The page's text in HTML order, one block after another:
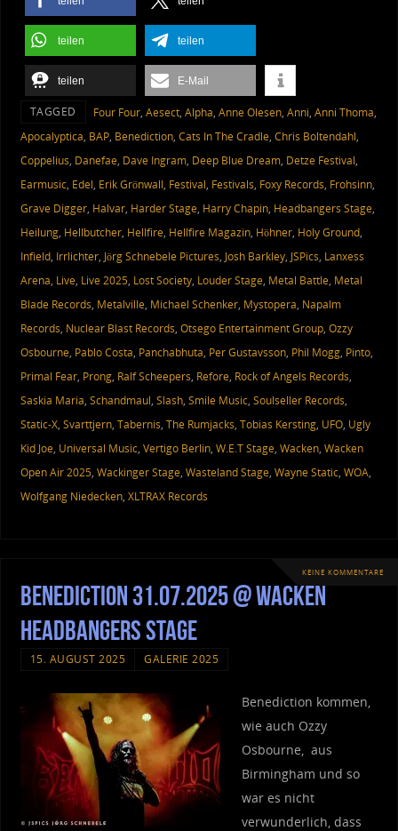
teilen teilen
teilen E-Mail
TAGGED ‎ Four Four, Aesect, Alpha, Anne Olesen, Anni, Anni Thoma,
Apocalyptica, BAP, Benediction, Cats In The Cradle, Chris Boltendahl,
Coppelius, Danefae, Dave Ingram, Deep Blue Dream, Detze Festival,
Earmusic, Edel, Erik Grönwall, Festival, Festivals, Foxy Records, Frohsinn,
Grave Digger, Halvar, Harder Stage, Harry Chapin, Headbangers Stage,
Heilung, Hellbutcher, Hellfire, Hellfire Magazin, Höhner, Holy Ground,
Infield, Irrlichter, Jörg Schnebele Pictures, Josh Barkley, JSPics, Lanxess
Arena, Live, Live 2025, Lost Society, Louder Stage, Metal Battle, Metal
Blade Records, Metalville, Michael Schenker, Mystopera, Napalm
Records, Nuclear Blast Records, Otsego Entertainment Group, Ozzy
Osbourne, Pablo Costa, Panchabhuta, Per Gustavsson, Phil Mogg, Pinto,
Primal Fear, Prong, Ralf Scheepers, Refore, Rock of Angels Records,
Saskia Maria, Schandmaul, Slash, Smile Music, Soulseller Records,
Static-X, Svarttjern, Tabernis, The Rumjacks, Tobias Kersting, UFO, Ugly
Kid Joe, Universal Music, Vertigo Berlin, W.E.T Stage, Wacken, Wacken
Open Air 2025, Wackinger Stage, Wasteland Stage, Wayne Static, WOA,
Wolfgang Niedecken, XLTRAX Records
KEINE KOMMENTARE
Benediction 31.07.2025 @ Wacken
Headbangers Stage
15. AUGUST 2025 GALERIE 2025
Benediction kommen,
wie auch Ozzy
Osbourne, aus
Birmingham und so
war es nicht
verwunderlich, dass